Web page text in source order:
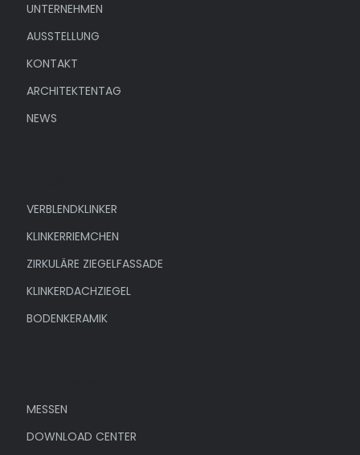
UNTERNEHMEN
AUSSTELLUNG
KONTAKT
ARCHITEKTENTAG
NEWS
VERBLENDKLINKER
KLINKERRIEMCHEN
ZIRKULÄRE ZIEGELFASSADE
KLINKERDACHZIEGEL
BODENKERAMIK
MESSEN
DOWNLOAD CENTER